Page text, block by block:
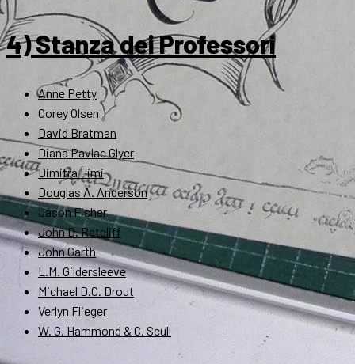
4) Stanza dei Professori
Anne Petty
Corey Olsen
David Bratman
Diana Pavlac Glyer
Dimitra Fimi
Douglas A. Anderson
Jason Fisher
John D. Rateliff
John Garth
L.M. Gildersleeve
Michael D.C. Drout
Verlyn Flieger
W. G. Hammond & C. Scull